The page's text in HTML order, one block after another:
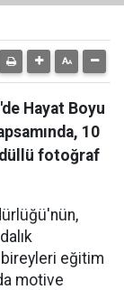
Hayat Boyu
10
fotoğraf
eğitim
motive